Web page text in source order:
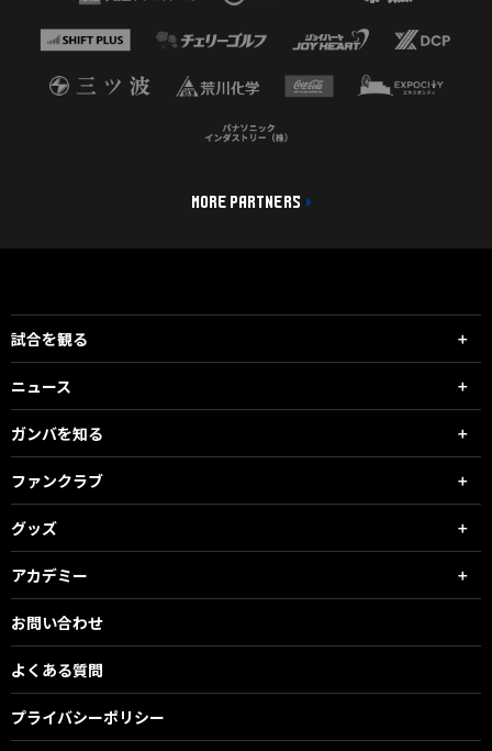
MORE PARTNERS
試合を観る
ニュース
ガンバを知る
ファンクラブ
グッズ
アカデミー
お問い合わせ
よくある質問
プライバシーポリシー